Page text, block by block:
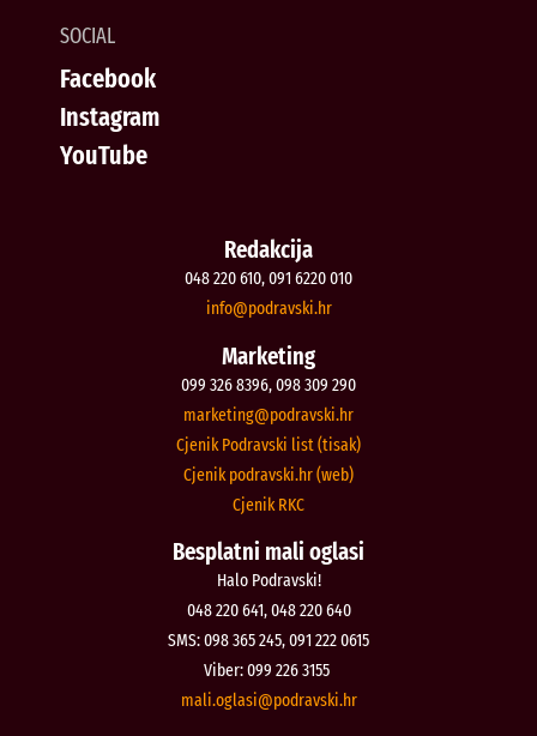
SOCIAL
Facebook
Instagram
YouTube
Redakcija
048 220 610, 091 6220 010
rh.iksvardop
@ofni
Marketing
099 326 8396, 098 309 290
rh.iksvardop
@gnitekram
Cjenik Podravski list (tisak)
Cjenik podravski.hr (web)
Cjenik RKC
Besplatni mali oglasi
Halo Podravski!
048 220 641, 048 220 640
SMS: 098 365 245, 091 222 0615
Viber: 099 226 3155
rh.iksvardop
@isalgo.ilam